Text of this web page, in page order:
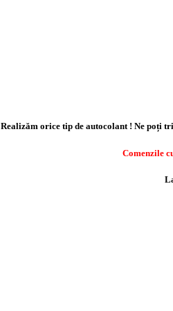
Realizăm orice tip de autocolant ! Ne poți
Comenzile